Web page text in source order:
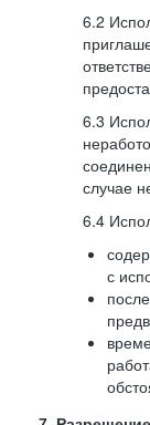
6.2
6.3
случае
6.4
с